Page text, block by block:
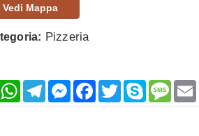
Vedi Mappa
Pizzeria
WhatsAppTelegramMessenger
Facebook
TwitterSkype